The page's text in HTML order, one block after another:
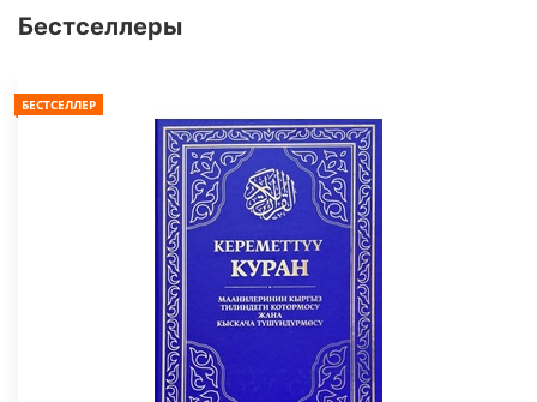
Бестселлеры
БЕСТСЕЛЛЕР